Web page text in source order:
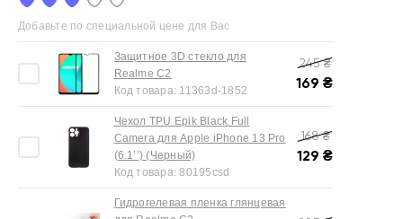
Добавьте по специальной цене для Вас
Защитное 3D стекло для
Realme C2
Код товара: 11363d-1852
245₴
169 ₴
Чехол TPU Epik Black Full
Camera для Apple iPhone 13 Pro
(6.1’’) (Черный)
Код товара:80195csd
168₴
129 ₴
Гидрогелевая пленка глянцевая